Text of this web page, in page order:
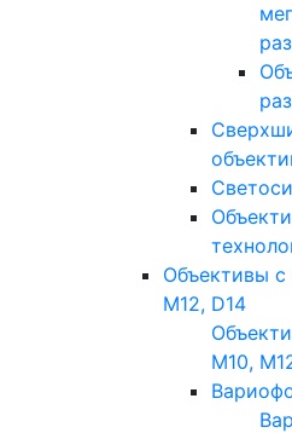
Объективы с
M12, D14
M10,